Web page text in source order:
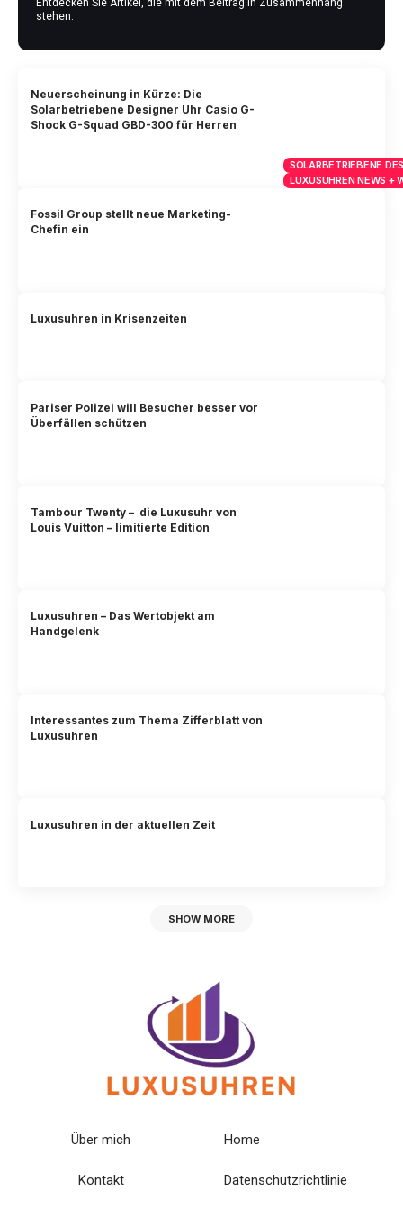
Entdecken Sie Artikel, die mit dem Beitrag in Zusammenhang
stehen.
SOLARBETRIEBENE
LUXUSUHREN NEWS +
Neuerscheinung in Kürze: Die
Solarbetriebene Designer Uhr Casio G-
Shock G-Squad GBD-300 für Herren
Fossil Group stellt neue Marketing-
Chefin ein
Luxusuhren in Krisenzeiten
Pariser Polizei will Besucher besser vor
Überfällen schützen
Tambour Twenty – die Luxusuhr von
Louis Vuitton – limitierte Edition
Luxusuhren – Das Wertobjekt am
Handgelenk
Interessantes zum Thema Zifferblatt von
Luxusuhren
Luxusuhren in der aktuellen Zeit
SHOW MORE
Über mich
Kontakt
Home
Datenschutzrichtlinie